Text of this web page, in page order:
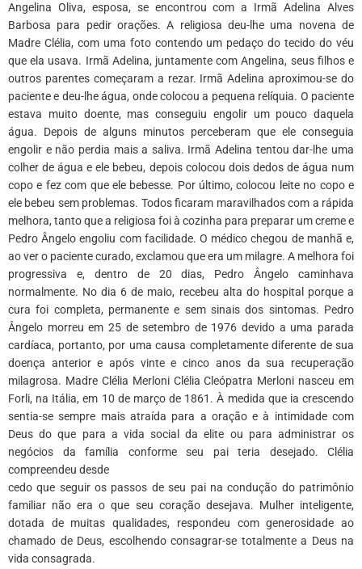
Angelina Oliva, esposa, se encontrou com a Irmã Adelina Alves
Barbosa para pedir orações. A religiosa deu-lhe uma novena de
Madre Clélia, com uma foto contendo um pedaço do tecido do véu
que ela usava. Irmã Adelina, juntamente com Angelina, seus filhos e
outros parentes começaram a rezar. Irmã Adelina aproximou-se do
paciente e deu-lhe água, onde colocou a pequena relíquia. O paciente
estava muito doente, mas conseguiu engolir um pouco daquela
água. Depois de alguns minutos perceberam que ele conseguia
engolir e não perdia mais a saliva. Irmã Adelina tentou dar-lhe uma
colher de água e ele bebeu, depois colocou dois dedos de água num
copo e fez com que ele bebesse. Por último, colocou leite no copo e
ele bebeu sem problemas. Todos ficaram maravilhados com a rápida
melhora, tanto que a religiosa foi à cozinha para preparar um creme e
Pedro Ângelo engoliu com facilidade. O médico chegou de manhã e,
ao ver o paciente curado, exclamou que era um milagre. A melhora foi
progressiva e, dentro de 20 dias, Pedro Ângelo caminhava
normalmente. No dia 6 de maio, recebeu alta do hospital porque a
cura foi completa, permanente e sem sinais dos sintomas. Pedro
Ângelo morreu em 25 de setembro de 1976 devido a uma parada
cardíaca, portanto, por uma causa completamente diferente de sua
doença anterior e após vinte e cinco anos da sua recuperação
milagrosa. Madre Clélia Merloni Clélia Cleópatra Merloni nasceu em
Forli, na Itália, em 10 de março de 1861. À medida que ia crescendo
sentia-se sempre mais atraída para a oração e à intimidade com
Deus do que para a vida social da elite ou para administrar os
negócios da família conforme seu pai teria desejado. Clélia
compreendeu desde
cedo que seguir os passos de seu pai na condução do patrimônio
familiar não era o que seu coração desejava. Mulher inteligente,
dotada de muitas qualidades, respondeu com generosidade ao
chamado de Deus, escolhendo consagrar-se totalmente a Deus na
vida consagrada.